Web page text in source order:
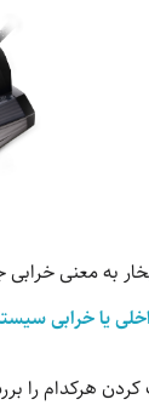
به معنی
یا خرابی
کردن هرکدام را